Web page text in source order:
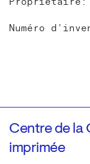
Numéro
Centre de la
imprimée